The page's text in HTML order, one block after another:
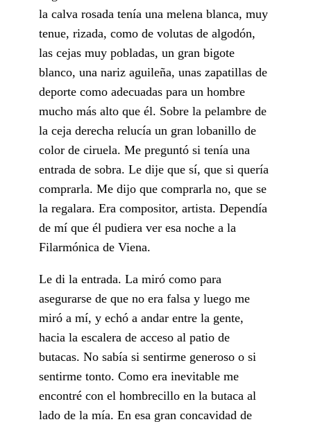
la calva rosada tenía una melena blanca, muy
tenue, rizada, como de volutas de algodón,
las cejas muy pobladas, un gran bigote
blanco, una nariz aguileña, unas zapatillas de
deporte como adecuadas para un hombre
mucho más alto que él. Sobre la pelambre de
la ceja derecha relucía un gran lobanillo de
color de ciruela. Me preguntó si tenía una
entrada de sobra. Le dije que sí, que si quería
comprarla. Me dijo que comprarla no, que se
la regalara. Era compositor, artista. Dependía
de mí que él pudiera ver esa noche a la
Filarmónica de Viena.
Le di la entrada. La miró como para
asegurarse de que no era falsa y luego me
miró a mí, y echó a andar entre la gente,
hacia la escalera de acceso al patio de
butacas. No sabía si sentirme generoso o si
sentirme tonto. Como era inevitable me
encontré con el hombrecillo en la butaca al
lado de la mía. En esa gran concavidad de